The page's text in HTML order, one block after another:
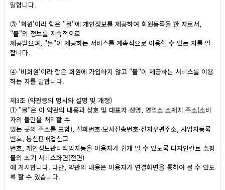
말합니다.
③ '회원'이라 함은 "몰"에 개인정보를 제공하여 회원등록을 한 자로서,
"몰"의 정보를 지속적으로
제공받으며, "몰"이 제공하는 서비스를 계속적으로 이용할 수 있는 자를 말
합니다.
④ '비회원'이라 함은 회원에 가입하지 않고 "몰"이 제공하는 서비스를 이용
하는 자를 말합니다.
제3조 (약관등의 명시와 설명 및 개정)
① "몰"은 이 약관의 내용과 상호 및 대표자 성명, 영업소 소재지 주소(소비
자의 불만을 처리할 수
있는 곳의 주소를 포함), 전화번호·모사전송번호·전자우편주소, 사업자등록
번호, 통신판매업신고
번호, 개인정보관리책임자등을 이용자가 쉽게 알 수 있도록 디자인칸트 쇼핑
몰의 초기 서비스화면(전면)
에 게시합니다. 다만, 약관의 내용은 이용자가 연결화면을 통하여 볼 수 있도
록 할 수 있습니다.